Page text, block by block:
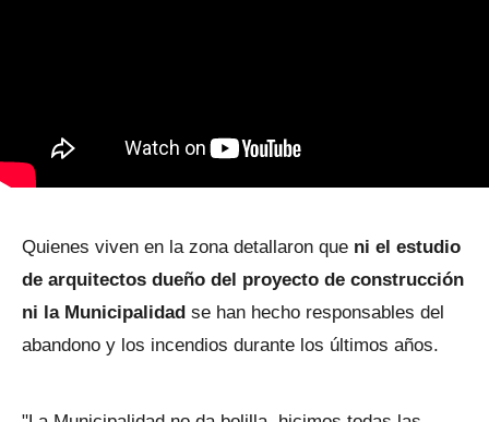
Quienes viven en la zona detallaron que ni el estudio
de arquitectos dueño del proyecto de construcción
ni la Municipalidad se han hecho responsables del
abandono y los incendios durante los últimos años.